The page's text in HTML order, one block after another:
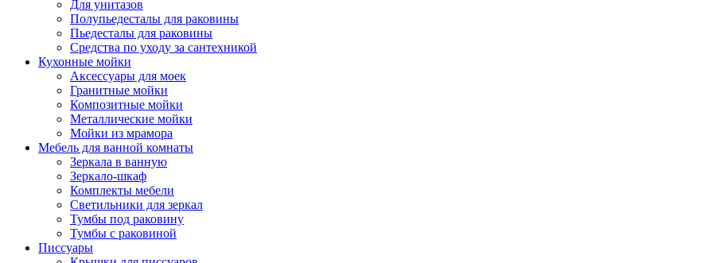
Для унитазов
Полупьедесталы для раковины
Пьедесталы для раковины
Средства по уходу за сантехникой
Кухонные мойки
Аксессуары для моек
Гранитные мойки
Композитные мойки
Металлические мойки
Мойки из мрамора
Мебель для ванной комнаты
Зеркала в ванную
Зеркало-шкаф
Комплекты мебели
Светильники для зеркал
Тумбы под раковину
Тумбы с раковиной
Писсуары